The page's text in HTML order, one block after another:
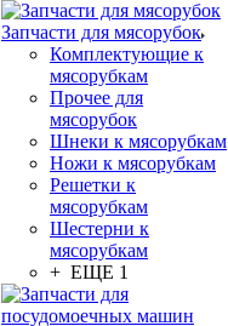
Запчасти для мясорубок
Комплектующие к
мясорубкам
Прочее для
мясорубок
Шнеки к мясорубкам
Ножи к мясорубкам
Решетки к
мясорубкам
Шестерни к
мясорубкам
+ ЕЩЕ 1